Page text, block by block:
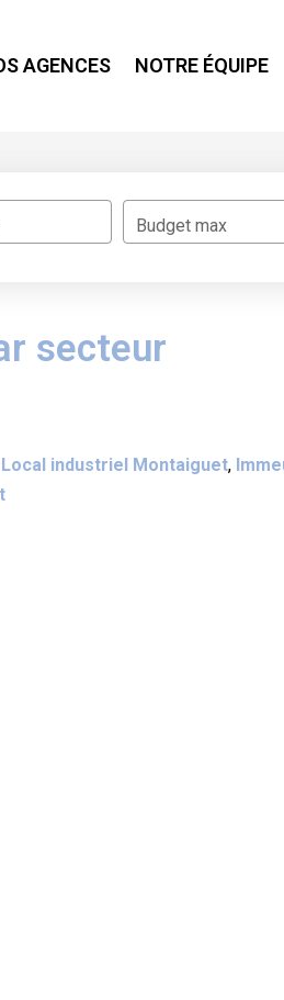
AGENCES NOTRE ÉQUIPE
Budget max
secteur
industriel Montaiguet,